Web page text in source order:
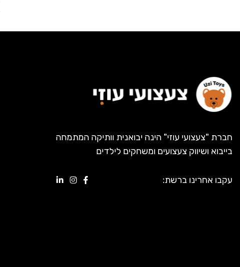
חברת "צעצועי עוזי" הינה יבואנית וותיקה המתמחה
בייבוא ושיווק צעצועים ומשחקים לילדים
עקבו אחרינו ברשת: